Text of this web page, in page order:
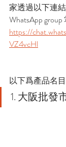
家透過以下連
WhatsApp
https://
VZ4vcHl
以下爲產品名
1. 大阪批發